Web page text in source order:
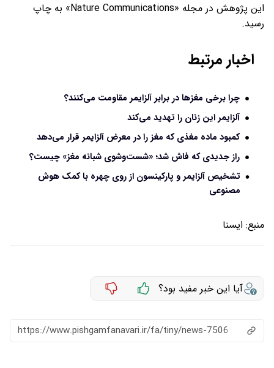
این پژوهش در مجله «Nature Communications» به چاپ
رسید.
اخبار مرتبط
چرا برخی مغزها در برابر آلزایمر مقاومت می‌کنند؟
آلزایمر این زنان را تهدید می‌کند
کمبود ماده مغذی که مغز را در معرض آلزایمر قرار می‌دهد
راز جدیدی که فاش شد؛ «شست‌وشوی شبانه مغز» چیست؟
تشخیص آلزایمر و پارکینسون از روی چهره با کمک هوش
مصنوعی
منبع: ايسنا
آیا این خبر مفید بود؟
https://www.pishgamfanavari.ir/fa/tiny/news-7506